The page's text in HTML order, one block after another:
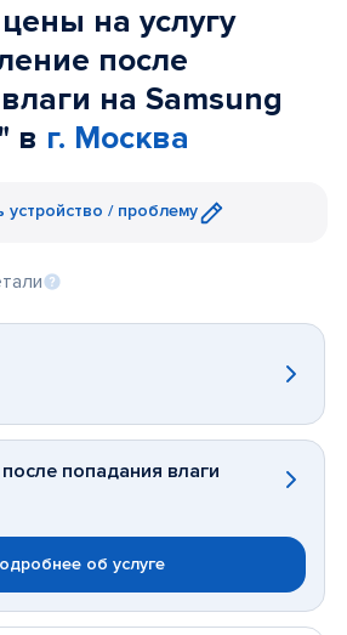
на услугу
после
на Samsung
в г. Москва
устройство / проблему
попадания влаги
об услуге